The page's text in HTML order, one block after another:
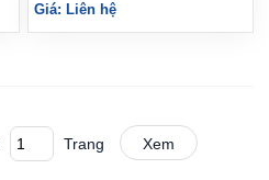
Giá: Liên hệ
Trang Xem